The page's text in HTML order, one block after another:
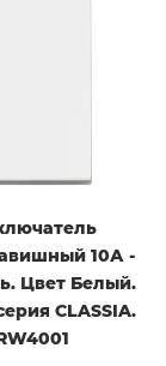
10А -
Цвет Белый.
CLASSIA.